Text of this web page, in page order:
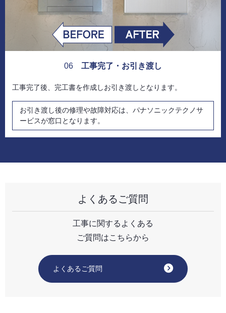
06 工事完了・お引き渡し
工事完了後、完工書を作成しお引き渡しとなります。
お引き渡し後の修理や故障対応は、パナソニックテクノサ
ービスが窓口となります。
よくあるご質問
工事に関するよくある
ご質問はこちらから
よくあるご質問